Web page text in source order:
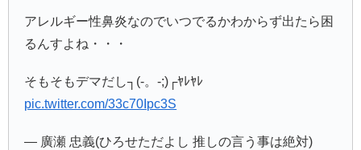
アレルギー性鼻炎なのでいつでるかわからず出たら困
るんすよね・・・
そもそもデマだし┐(-。-;)┌ﾔﾚﾔﾚ
pic.twitter.com/33c70Ipc3S
— 廣瀬 忠義(ひろせただよし 推しの言う事は絶対)